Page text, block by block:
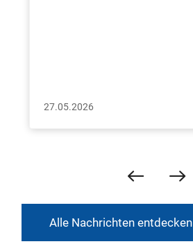
27.05.2026
Alle Nachrichten entdecken